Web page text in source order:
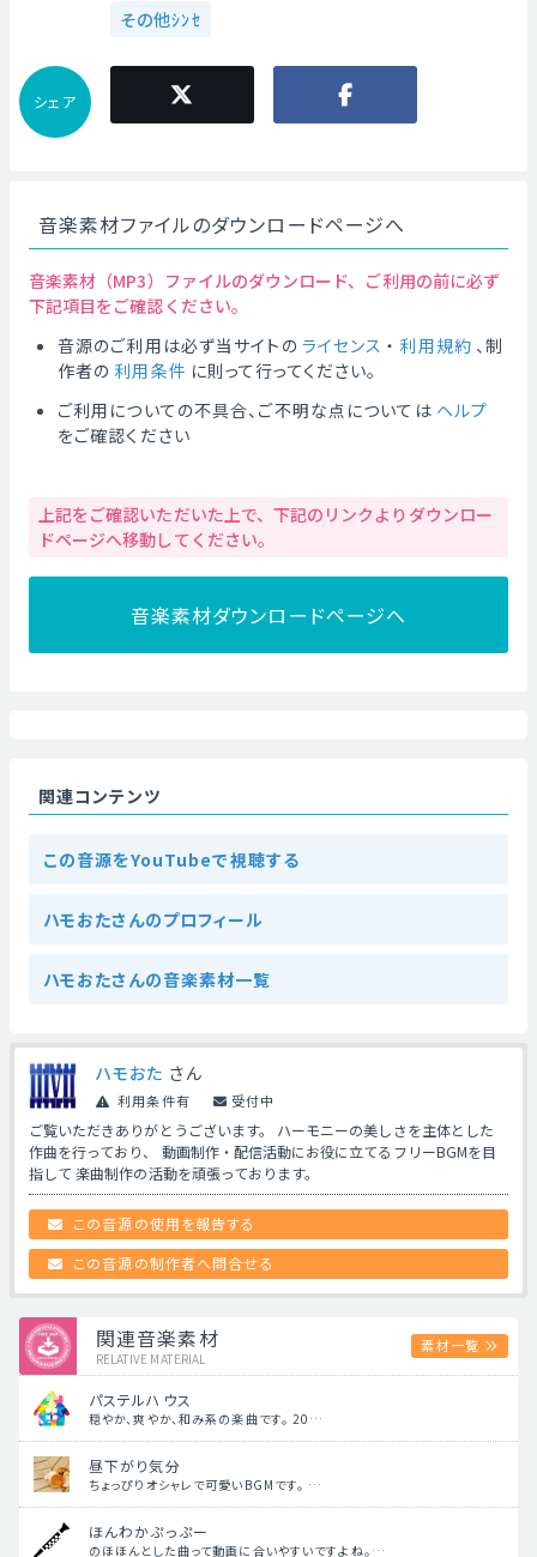
その他ｼﾝｾ
シェア
音楽素材ファイルのダウンロードページへ
音楽素材（MP3）ファイルのダウンロード、ご利用の前に必ず
下記項目をご確認ください。
音源のご利用は必ず当サイトの ライセンス ・ 利用規約 、制
作者の 利用条件 に則って行ってください。
ご利用についての不具合、ご不明な点については ヘルプ
をご確認ください
上記をご確認いただいた上で、下記のリンクよりダウンロー
ドページへ移動してください。
音楽素材ダウンロードページへ
関連コンテンツ
この音源をYouTubeで視聴する
ハモおたさんのプロフィール
ハモおたさんの音楽素材一覧
ハモおた さん
利用条件有 受付中
ご覧いただきありがとうございます。 ハーモニーの美しさを主体とした
作曲を行っており、 動画制作・配信活動にお役に立てるフリーBGMを目
指して 楽曲制作の活動を頑張っております。
この音源の使用を報告する
この音源の制作者へ問合せる
関連音楽素材
RELATIVE MATERIAL
素材一覧
パステルハウス
穏やか、爽やか、和み系の楽曲です。 20…
昼下がり気分
ちょっぴりオシャレで可愛いBGMです。 …
ほんわかぷっぷー
のほほんとした曲って動画に合いやすいですよね。…